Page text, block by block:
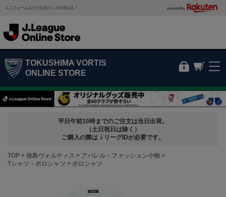
ユニフォームなどの公式グッズが買える！ powered by
TOKUSHIMA VORTIS
ONLINE STORE
平日午前10時までのご注文は当日出荷。
（土日祝日は除く）
ご購入の際はＪリーグIDが必要です。
TOP 徳島ヴォルティス
アパレル・ファッション小物
Tシャツ・ポロシャツ
ポロシャツ